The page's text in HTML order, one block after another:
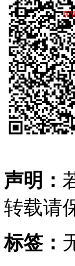
声明：
转载请
标签：